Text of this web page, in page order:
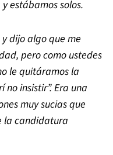
estábamos solos.
dijo algo que me
pero como ustedes
le quitáramos la
no insistir”. Era una
muy sucias que
la candidatura